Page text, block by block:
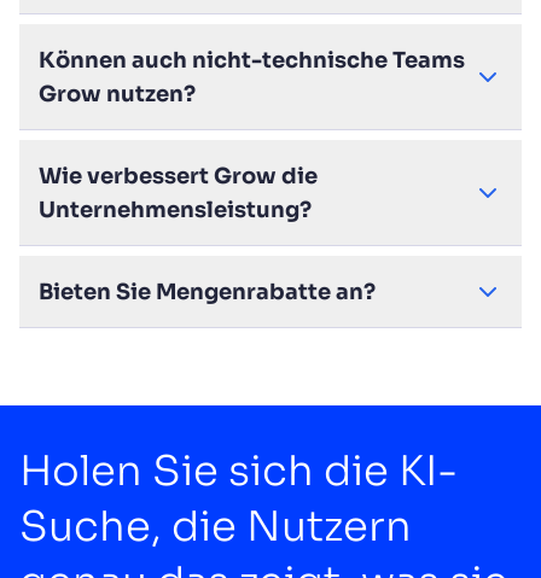
Können auch nicht-technische Teams
Grow nutzen?
Wie verbessert Grow die
Unternehmensleistung?
Bieten Sie Mengenrabatte an?
Holen Sie sich die KI-
Suche, die Nutzern